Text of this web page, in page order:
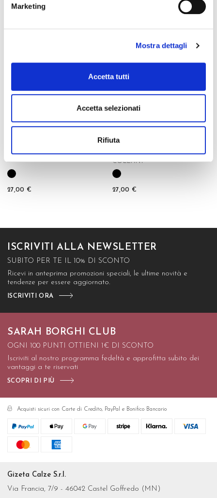
Marketing
Mostra dettagli
Accetta tutti
Accetta selezionati
Rifiuta
13,00 € 24,00 €
GREEN 80 COLLANT
27,00 €
COLLANT
27,00 €
ISCRIVITI ALLA NEWSLETTER
SUBITO PER TE IL 10% DI SCONTO
Ricevi in anteprima promozioni speciali, le ultime novità e
tendenze per essere aggiornato.
ISCRIVITI ORA
SARAH BORGHI CLUB
OGNI 100 PUNTI OTTIENI 1€ DI SCONTO
Iscriviti al nostro programma fedeltà e approfitta subito dei
vantaggi a te riservati
SCOPRI DI PIÙ
Acquisti sicuri con Carte di Credito, PayPal e Bonifico Bancario
Gizeta Calze S.r.l.
Via Francia, 7/9 - 46042 Castel Goffredo (MN)